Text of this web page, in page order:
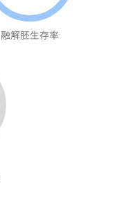
融解胚生存率